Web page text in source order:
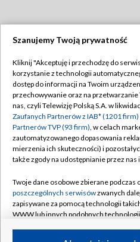
Abonament TVP
Emisja w TVP
Centrum informacji TVP
Naziemna Telewizja Cyfrowa
Rada Programowa
System NOS
Informacje o nadawcy
Polityka
Moje
Szanujemy Twoją prywatność
Kliknij "Akceptuję i przechodzę do
korzystanie z technologii
dostęp do informacji na Twoim
przechowywanie oraz na
nas, czyli Telewizję Polską S.A. w
Zaufanych Partnerów z IAB* (1201 firm)
Partnerów TVP (93 firm), w celach
zautomatyzowanego dopasowania
mierzenia ich skuteczności) i
także zgody na udostępnianie przez
Twoje dane osobowe zbierane podczas
poszczególnych serwisówzwanych
zapisywane za pomocą technologii
WWW lub innych podobnych